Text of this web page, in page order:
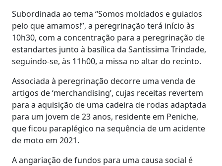
Subordinada ao tema “Somos moldados e guiados
pelo que amamos!”, a peregrinação terá início às
10h30, com a concentração para a peregrinação de
estandartes junto à basílica da Santíssima Trindade,
seguindo-se, às 11h00, a missa no altar do recinto.
Associada à peregrinação decorre uma venda de
artigos de ‘merchandising’, cujas receitas revertem
para a aquisição de uma cadeira de rodas adaptada
para um jovem de 23 anos, residente em Peniche,
que ficou paraplégico na sequência de um acidente
de moto em 2021.
A angariação de fundos para uma causa social é